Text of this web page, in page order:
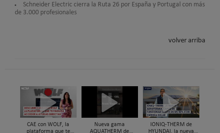
Schneider Electric cierra la Ruta 26 por España y Portugal con más
de 3.000 profesionales
volver arriba
CAE con WOLF, la
plataforma que te
Nueva gama
AQUATHERM de
IONIQ-THERM de
HYUNDAI, la nueva